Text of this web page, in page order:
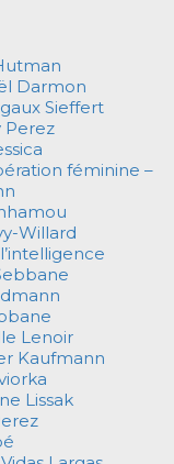
Darmon
Sieffert
Perez
féminine –
Willard
Lenoir
Kaufmann
Lissak